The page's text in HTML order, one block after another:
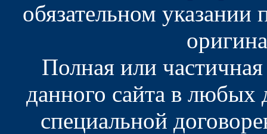
обязательном
Полная или
данного сайта в
специальной